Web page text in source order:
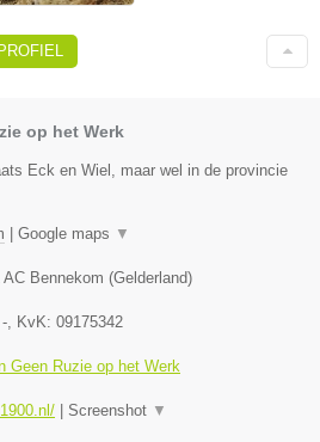
op het Werk
Eck en Wiel, maar wel in de provincie
Google maps ▼
AC Bennekom (Gelderland)
- , KvK: 09175342
Geen Ruzie op het Werk
Screenshot ▼